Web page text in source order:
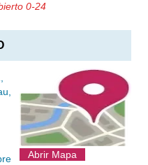
0-24
Abrir Mapa